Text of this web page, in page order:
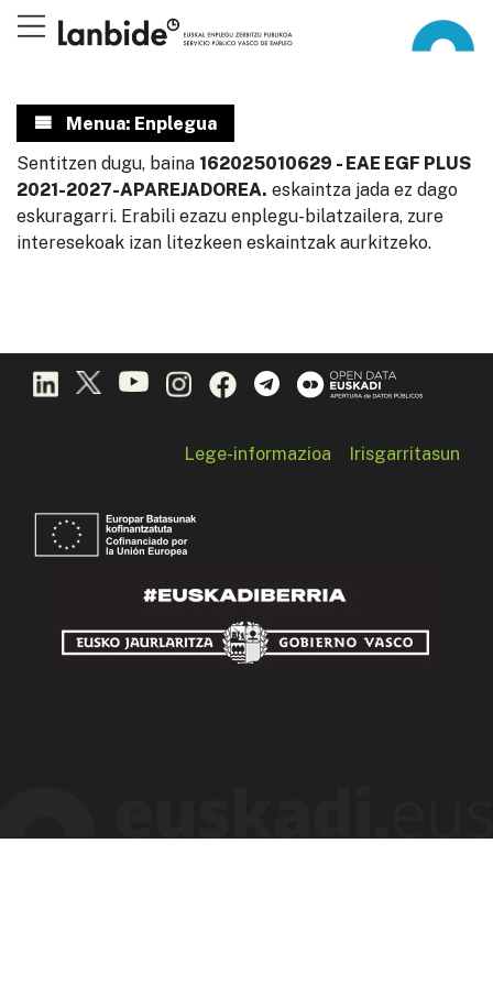
Menua: Enplegua
Sentitzen dugu, baina 162025010629 - EAE EGF PLUS
2021-2027-APAREJADOREA. eskaintza jada ez dago
eskuragarri. Erabili ezazu enplegu-bilatzailera, zure
interesekoak izan litezkeen eskaintzak aurkitzeko.
Lege-informazioa Irisgarritasun